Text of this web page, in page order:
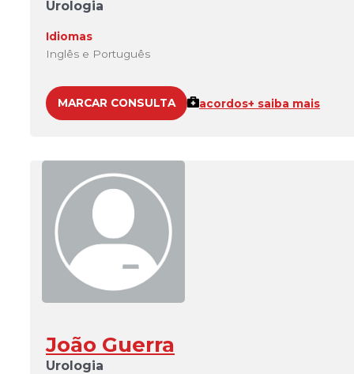
Urologia
Idiomas
Inglês e Português
MARCAR CONSULTA acordos+ saiba mais
João Guerra
Urologia